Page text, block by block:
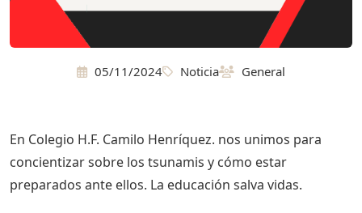
05/11/2024 Noticia General
En Colegio H.F. Camilo Henríquez. nos unimos para
concientizar sobre los tsunamis y cómo estar
preparados ante ellos. La educación salva vidas.